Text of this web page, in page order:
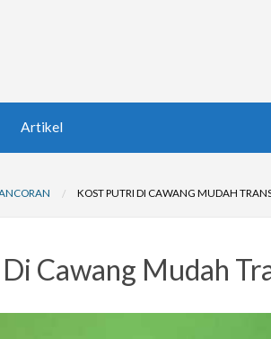
Artikel
KOST PUTRI DI CAWANG MUDAH
Cawang Mudah